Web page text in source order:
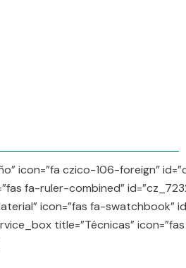
icon=”fa czico-106-foreign”
fa-ruler-combined”
icon=”fas fa-swatchbook”
title=”Técnicas”